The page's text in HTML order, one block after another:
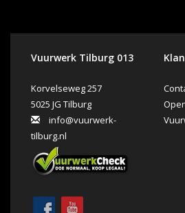
Vuurwerk Tilburg 013
Korvelseweg 257
5025 JG Tilburg
info@vuurwerk-
tilburg.nl